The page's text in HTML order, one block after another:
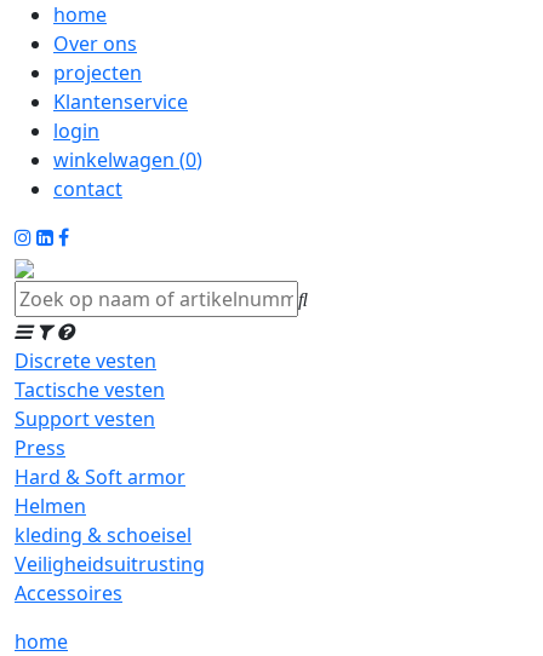
home
Over ons
projecten
Klantenservice
login
winkelwagen (0)
contact
Discrete vesten
Tactische vesten
Support vesten
Press
Hard & Soft armor
Helmen
kleding & schoeisel
Veiligheidsuitrusting
Accessoires
home